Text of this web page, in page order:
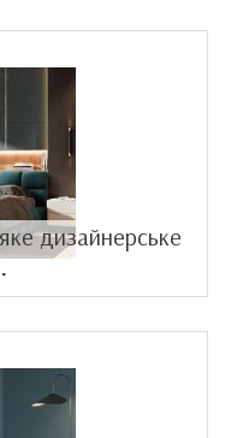
дизайнерське